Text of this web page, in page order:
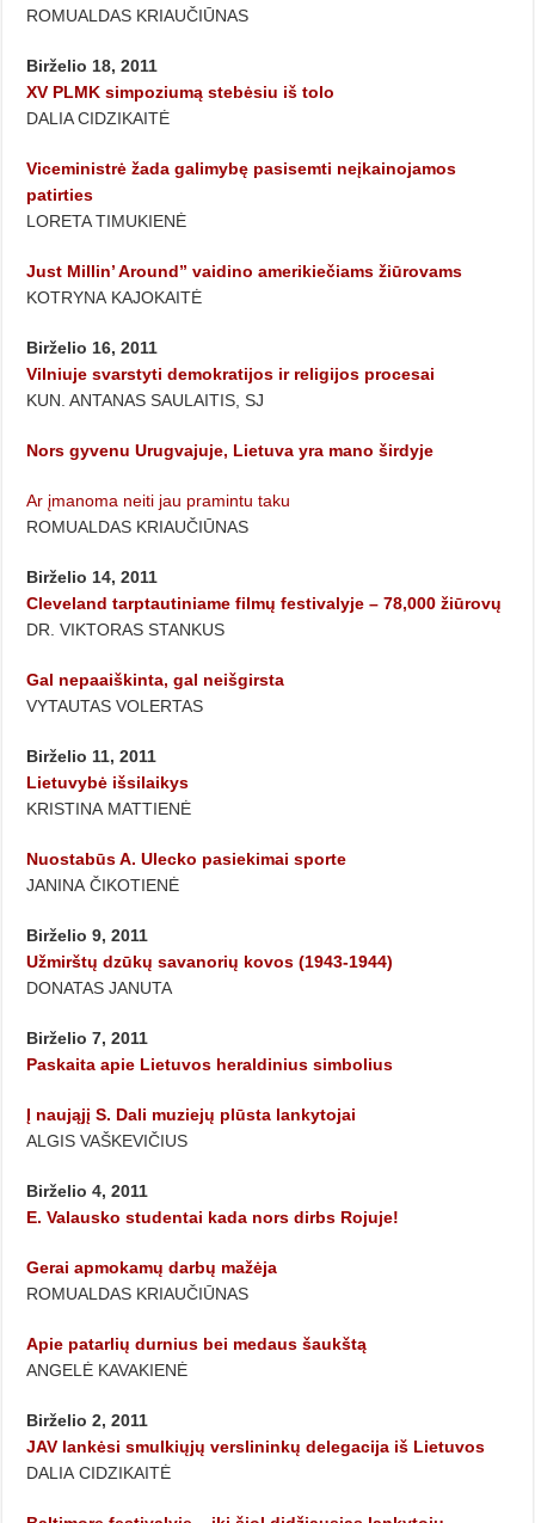
ROMUALDAS KRIAUČIŪNAS
Birželio 18, 2011
XV PLMK simpoziumą stebėsiu iš tolo
DALIA CIDZIKAITĖ
Viceministrė žada galimybę pasisemti neįkainojamos
patirties
LORETA TIMUKIENĖ
Just Millin’ Around” vaidino amerikiečiams žiūrovams
KOTRYNA KAJOKAITĖ
Birželio 16, 2011
Vilniuje svarstyti demokratijos ir religijos procesai
KUN. ANTANAS SAULAITIS, SJ
Nors gyvenu Urugvajuje, Lietuva yra mano širdyje
Ar įmanoma neiti jau pramintu taku
ROMUALDAS KRIAUČIŪNAS
Birželio 14, 2011
Cleveland tarptautiniame filmų festivalyje – 78,000 žiūrovų
DR. VIKTORAS STANKUS
Gal nepaaiškinta, gal neišgirsta
VYTAUTAS VOLERTAS
Birželio 11, 2011
Lietuvybė išsilaikys
KRISTINA MATTIENĖ
Nuostabūs A. Ulecko pasiekimai sporte
JANINA ČIKOTIENĖ
Birželio 9, 2011
Užmirštų dzūkų savanorių kovos (1943-1944)
DONATAS JANUTA
Birželio 7, 2011
Paskaita apie Lietuvos heraldinius simbolius
Į naująjį S. Dali muziejų plūsta lankytojai
ALGIS VAŠKEVIČIUS
Birželio 4, 2011
E. Valausko studentai kada nors dirbs Rojuje!
Gerai apmokamų darbų mažėja
ROMUALDAS KRIAUČIŪNAS
Apie patarlių durnius bei medaus šaukštą
ANGELĖ KAVAKIENĖ
Birželio 2, 2011
JAV lankėsi smulkiųjų verslininkų delegacija iš Lietuvos
DALIA CIDZIKAITĖ